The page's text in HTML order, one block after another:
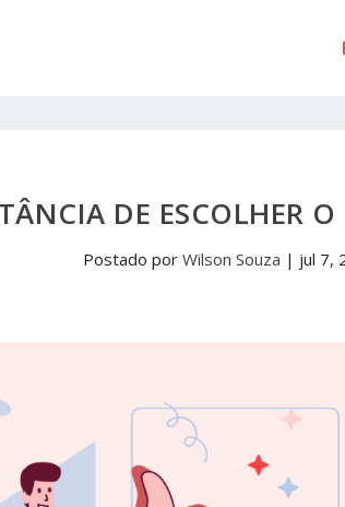
DE ESCOLHER O
Postado por Wilson Souza | jul 7,